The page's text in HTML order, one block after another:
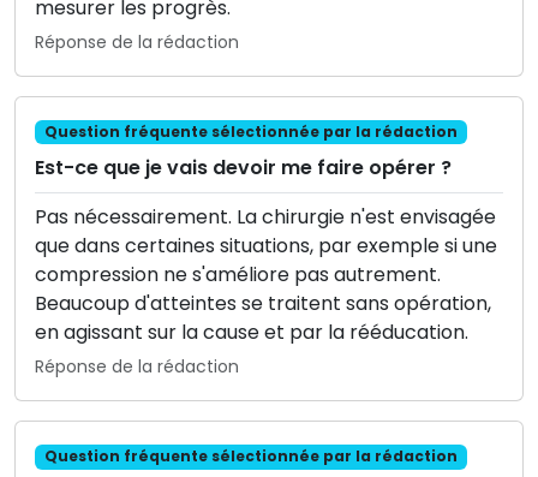
mesurer les progrès.
Réponse de la rédaction
Question fréquente sélectionnée par la rédaction
Est-ce que je vais devoir me faire opérer ?
Pas nécessairement. La chirurgie n'est envisagée
que dans certaines situations, par exemple si une
compression ne s'améliore pas autrement.
Beaucoup d'atteintes se traitent sans opération,
en agissant sur la cause et par la rééducation.
Réponse de la rédaction
Question fréquente sélectionnée par la rédaction